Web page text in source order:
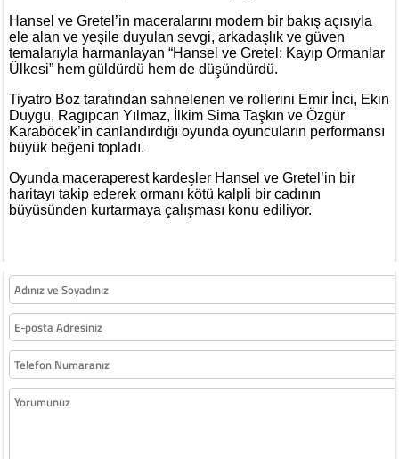
Hansel ve Gretel’in maceralarını modern bir bakış açısıyla
ele alan ve yeşile duyulan sevgi, arkadaşlık ve güven
temalarıyla harmanlayan “Hansel ve Gretel: Kayıp Ormanlar
Ülkesi” hem güldürdü hem de düşündürdü.
Tiyatro Boz tarafından sahnelenen ve rollerini Emir İnci, Ekin
Duygu, Ragıpcan Yılmaz, İlkim Sima Taşkın ve Özgür
Karaböcek’in canlandırdığı oyunda oyuncuların performansı
büyük beğeni topladı.
Oyunda maceraperest kardeşler Hansel ve Gretel’in bir
haritayı takip ederek ormanı kötü kalpli bir cadının
büyüsünden kurtarmaya çalışması konu ediliyor.